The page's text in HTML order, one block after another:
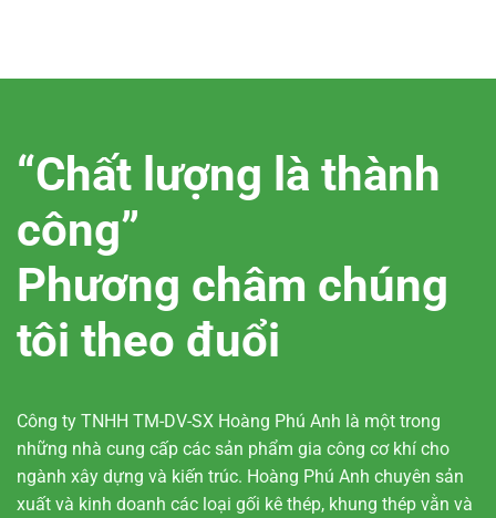
“Chất lượng là thành
công”
Phương châm chúng
tôi theo đuổi
Công ty TNHH TM-DV-SX Hoàng Phú Anh là một trong
những nhà cung cấp các sản phẩm gia công cơ khí cho
ngành xây dựng và kiến trúc. Hoàng Phú Anh chuyên sản
xuất và kinh doanh các loại gối kê thép, khung thép vằn và